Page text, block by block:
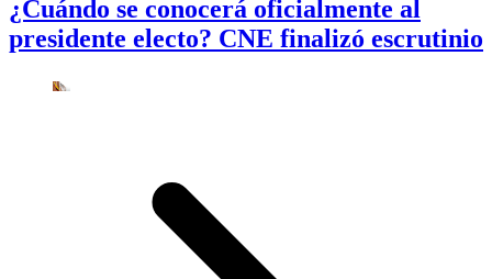
¿Cuándo se conocerá oficialmente al
presidente electo? CNE finalizó escrutinio